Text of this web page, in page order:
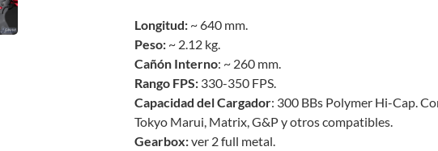
Longitud: ~ 640 mm.
Peso: ~ 2.12 kg.
Cañón Interno: ~ 260 mm.
Rango FPS: 330-350 FPS.
Capacidad del Cargador: 300 BBs Polymer Hi-Cap.
Tokyo Marui, Matrix, G&P y otros compatibles.
Gearbox:ver 2 full metal.